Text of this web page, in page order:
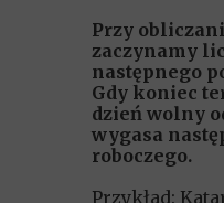
Przy
zaczynamy
następnego
Gdy koniec
dzień wolny
wygasa
roboczego.
Przykład: